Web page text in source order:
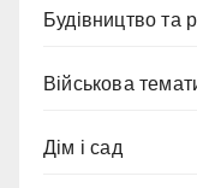
Будівництво та
Військова
Дім і сад